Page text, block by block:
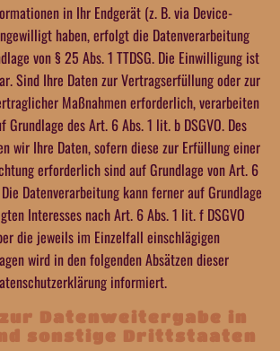
in Ihr Endgerät (z. B. via Device-
haben, erfolgt die Datenverarbeitung
von § 25 Abs. 1 TTDSG. Die Einwilligung ist
Sind Ihre Daten zur Vertragserfüllung oder zur
Maßnahmen erforderlich, verarbeiten
Grundlage des Art. 6 Abs. 1 lit. b DSGVO. Des
wir Ihre Daten, sofern diese zur Erfüllung einer
erforderlich sind auf Grundlage von Art. 6
Datenverarbeitung kann ferner auf Grundlage
Interesses nach Art. 6 Abs. 1 lit. f DSGVO
die jeweils im Einzelfall einschlägigen
wird in den folgenden Absätzen dieser
informiert.
Datenweitergabe in
sonstige Drittstaaten